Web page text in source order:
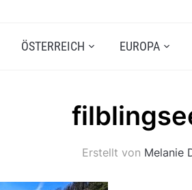
ÖSTERREICH EUROPA
Erstellt von Melanie